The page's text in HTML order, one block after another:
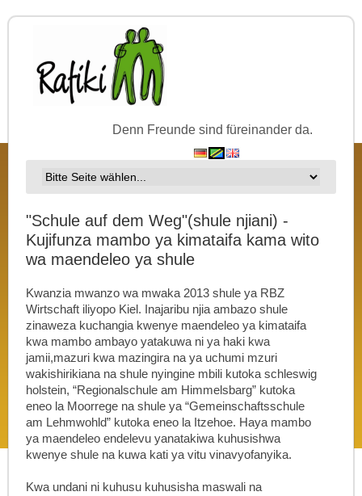
Denn Freunde sind füreinander da.
"Schule auf dem Weg"(shule njiani) -
Kujifunza mambo ya kimataifa kama wito
wa maendeleo ya shule
Kwanzia mwanzo wa mwaka 2013 shule ya RBZ
Wirtschaft iliyopo Kiel. Inajaribu njia ambazo shule
zinaweza kuchangia kwenye maendeleo ya kimataifa
kwa mambo ambayo yatakuwa ni ya haki kwa
jamii,mazuri kwa mazingira na ya uchumi mzuri
wakishirikiana na shule nyingine mbili kutoka schleswig
holstein, “Regionalschule am Himmelsbarg” kutoka
eneo la Moorrege na shule ya “Gemeinschaftsschule
am Lehmwohld” kutoka eneo la Itzehoe. Haya mambo
ya maendeleo endelevu yanatakiwa kuhusishwa
kwenye shule na kuwa kati ya vitu vinavyofanyika.
Kwa undani ni kuhusu kuhusisha maswali na